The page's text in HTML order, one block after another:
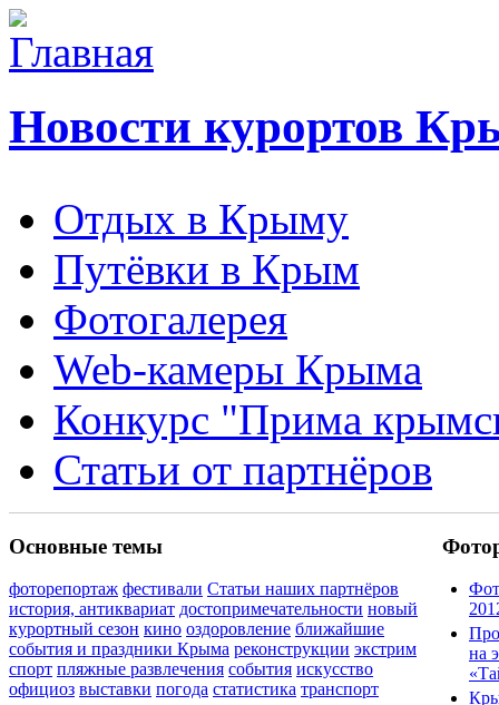
Новости курортов
Отдых в Крыму
Путёвки в Крым
Фотогалерея
Web-камеры Крыма
Конкурс "Прима
Статьи от партнёров
Основные темы
фоторепортаж фестивали Статьи наших партнёров
история, антиквариат достопримечательности новый
курортный сезон кино оздоровление ближайшие
события и праздники Крыма реконструкции экстрим
спорт пляжные развлечения события искусство
официоз выставки погода статистика транспорт
на